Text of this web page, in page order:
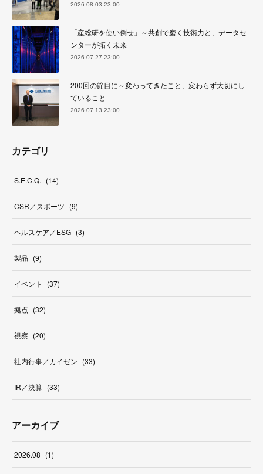
2026.08.03 23:00
「産総研を使い倒せ」～共創で磨く技術力と、データセ
ンターが拓く未来
2026.07.27 23:00
200回の節目に～変わってきたこと、変わらず大切にし
ていること
2026.07.13 23:00
カテゴリ
S.E.C.Q. (14)
CSR／スポーツ (9)
ヘルスケア／ESG (3)
製品 (9)
イベント (37)
拠点 (32)
視察 (20)
社内行事／カイゼン (33)
IR／決算 (33)
アーカイブ
2026.08 (1)